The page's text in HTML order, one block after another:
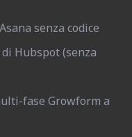
senza codice
Hubspot (senza
fase Growform a